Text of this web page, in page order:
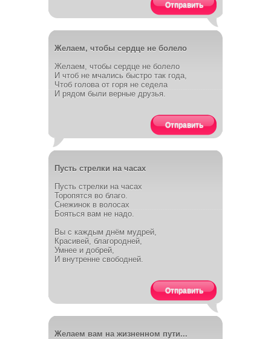
Отправить
Желаем, чтобы сердце не болело
Желаем, чтобы сердце не болело
И чтоб не мчались быстро так года,
Чтоб голова от горя не седела
И рядом были верные друзья.
Отправить
Пусть стрелки на часах
Пусть стрелки на часах
Торопятся во благо.
Снежинок в волосах
Бояться вам не надо.
Вы с каждым днём мудрей,
Красивей, благородней,
Умнее и добрей,
И внутренне свободней.
Отправить
Желаем вам на жизненном пути...